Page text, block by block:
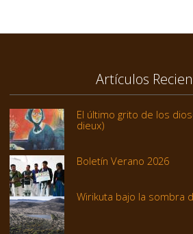
Artículos
El último grito de los
dieux)
Boletín Verano 2026
Wirikuta bajo la sombra